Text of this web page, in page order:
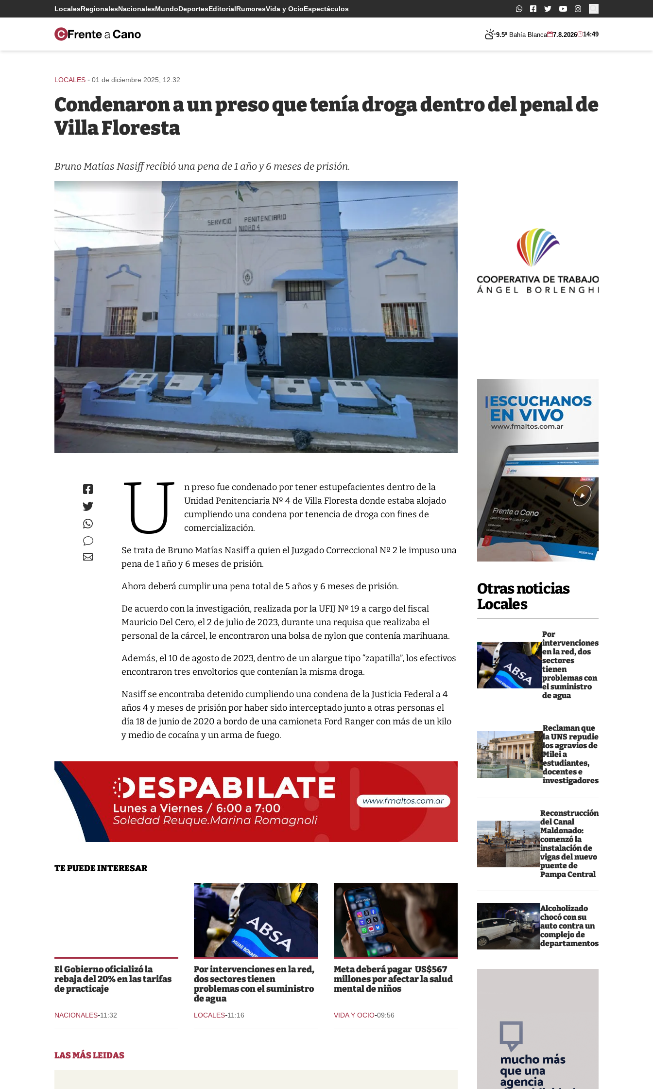
LocalesRegionalesNacionalesMundoDeportesEditorialRumoresVida y OcioEspectáculos Buscar:
9.5º Bahía Blanca 7.8.2026 14:49
Otras noticias
Locales
Por
intervenciones
en la red, dos
sectores
tienen
problemas con
el suministro
de agua
Reclaman que
la UNS repudie
los agravios de
Milei a
estudiantes,
docentes e
investigadores
Reconstrucción
del Canal
Maldonado:
comenzó la
instalación de
vigas del nuevo
puente de
Pampa Central
Alcoholizado
chocó con su
auto contra un
complejo de
departamentos
LOCALES - 01 de diciembre 2025, 12:32
Condenaron a un preso que tenía droga dentro del penal de
Villa Floresta
Bruno Matías Nasiff recibió una pena de 1 año y 6 meses de prisión.
U
n preso fue condenado por tener estupefacientes dentro de la
Unidad Penitenciaria Nº 4 de Villa Floresta donde estaba alojado
cumpliendo una condena por tenencia de droga con fines de
comercialización.
Se trata de Bruno Matías Nasiff a quien el Juzgado Correccional Nº 2 le impuso una
pena de 1 año y 6 meses de prisión.
Ahora deberá cumplir una pena total de 5 años y 6 meses de prisión.
De acuerdo con la investigación, realizada por la UFIJ Nº 19 a cargo del fiscal
Mauricio Del Cero, el 2 de julio de 2023, durante una requisa que realizaba el
personal de la cárcel, le encontraron una bolsa de nylon que contenía marihuana.
Además, el 10 de agosto de 2023, dentro de un alargue tipo “zapatilla”, los efectivos
encontraron tres envoltorios que contenían la misma droga.
Nasiff se encontraba detenido cumpliendo una condena de la Justicia Federal a 4
años 4 y meses de prisión por haber sido interceptado junto a otras personas el
día 18 de junio de 2020 a bordo de una camioneta Ford Ranger con más de un kilo
y medio de cocaína y un arma de fuego.
TE PUEDE INTERESAR
El Gobierno oficializó la
rebaja del 20% en las tarifas
de practicaje
NACIONALES-11:32
Por intervenciones en la red,
dos sectores tienen
problemas con el suministro
de agua
LOCALES-11:16
Meta deberá pagar US$567
millones por afectar la salud
mental de niños
VIDA Y OCIO-09:56
LAS MÁS LEIDAS